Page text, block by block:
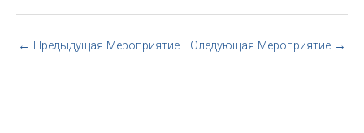
← Предыдущая Мероприятие Следующая Мероприятие →